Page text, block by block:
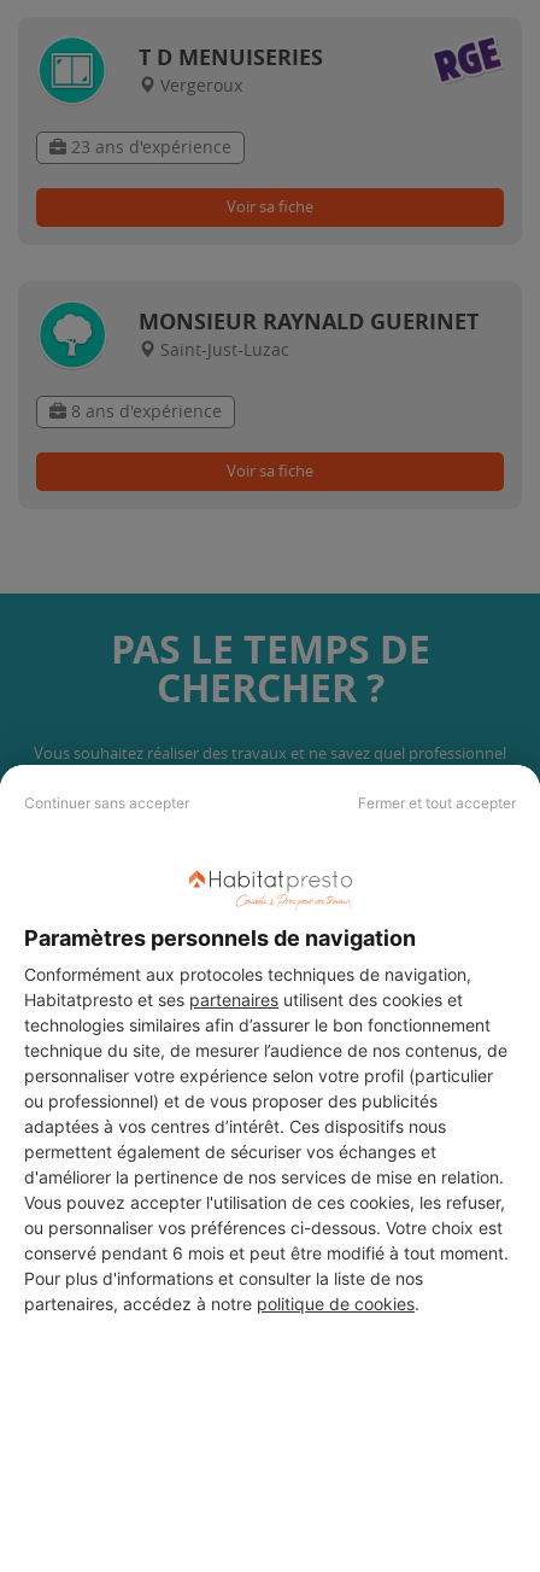
Continuer sans accepter Fermer et tout accepter
Paramètres personnels de navigation
Conformément aux protocoles techniques de navigation,
Habitatpresto et ses partenaires utilisent des cookies et
technologies similaires afin d’assurer le bon fonctionnement
technique du site, de mesurer l’audience de nos contenus, de
personnaliser votre expérience selon votre profil (particulier
ou professionnel) et de vous proposer des publicités
adaptées à vos centres d’intérêt. Ces dispositifs nous
permettent également de sécuriser vos échanges et
d'améliorer la pertinence de nos services de mise en relation.
Vous pouvez accepter l'utilisation de ces cookies, les refuser,
ou personnaliser vos préférences ci-dessous. Votre choix est
conservé pendant 6 mois et peut être modifié à tout moment.
Pour plus d'informations et consulter la liste de nos
partenaires, accédez à notre politique de cookies.
T D MENUISERIES
Vergeroux
23 ans d'expérience
Voir sa fiche
MONSIEUR RAYNALD GUERINET
Saint-Just-Luzac
8 ans d'expérience
Voir sa fiche
PAS LE TEMPS DE
CHERCHER ?
Vous souhaitez réaliser des travaux et ne savez quel professionnel
professionnels partout en France.
DEMANDER UN DEVIS